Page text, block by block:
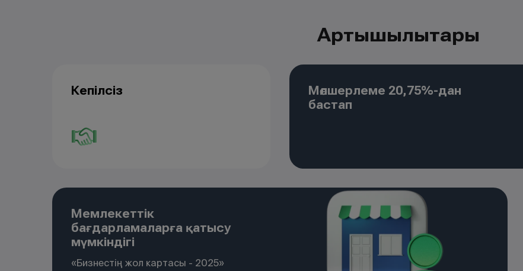
Артықшылықтары
Кепілсіз
Мөлшерлеме 20,75%-дан
бастап
Мемлекеттік
бағдарламаларға қатысу
мүмкіндігі
«Бизнестің жол картасы - 2025»